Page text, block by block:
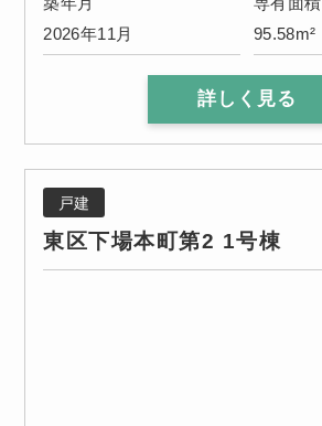
2026年11月
95.58m²
詳しく見る
戸建
東区下場本町第2 1号棟